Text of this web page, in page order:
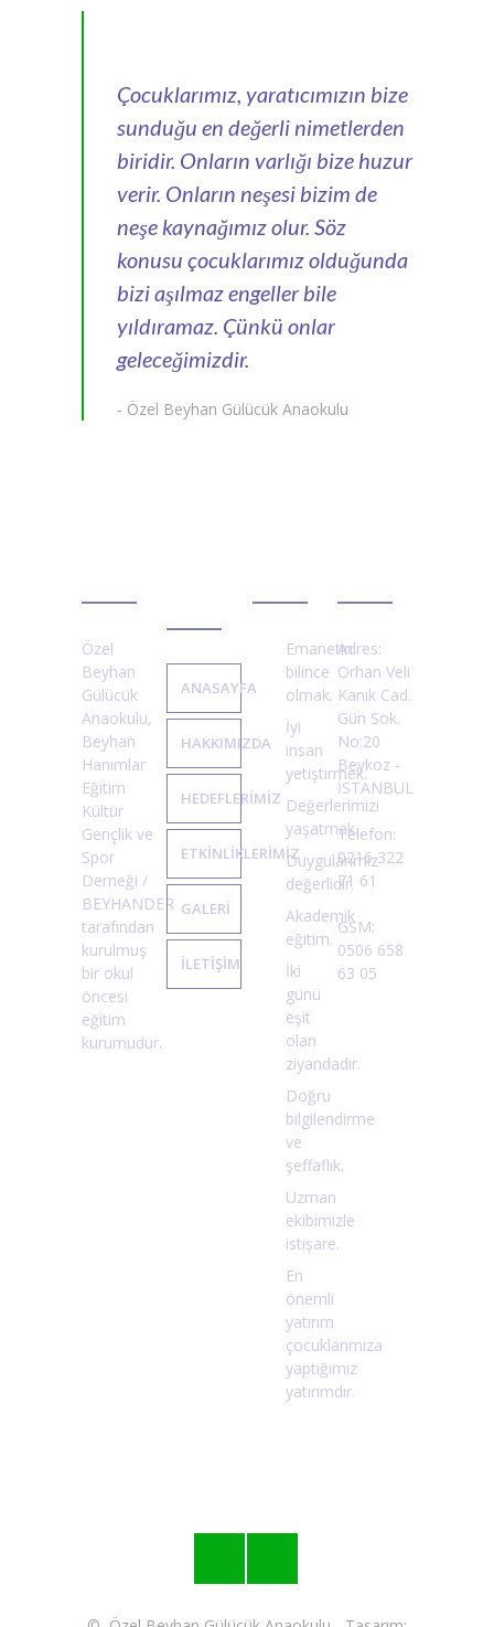
Çocuklarımız, yaratıcımızın bize
sunduğu en değerli nimetlerden
biridir. Onların varlığı bize huzur
verir. Onların neşesi bizim de
neşe kaynağımız olur. Söz
konusu çocuklarımız olduğunda
bizi aşılmaz engeller bile
yıldıramaz. Çünkü onlar
geleceğimizdir.
- Özel Beyhan Gülücük Anaokulu
Özel
Beyhan
Gülücük
Anaokulu,
Beyhan
Hanımlar
Eğitim
Kültür
Gençlik ve
Spor
Derneği /
BEYHANDER
tarafından
kurulmuş
bir okul
öncesi
eğitim
kurumudur.
ANASAYFA
HAKKIMIZDA
HEDEFLERİMİZ
ETKİNLİKLERİMİZ
GALERİ
İLETİŞİM
Emanetin
bilince
olmak.
İyi
insan
yetiştirmek.
Değerlerimizi
yaşatmak.
Duygularımız
değerlidir.
Akademik
eğitim.
İki
günü
eşit
olan
ziyandadır.
Doğru
bilgilendirme
ve
şeffaflık.
Uzman
ekibimizle
istişare.
En
önemli
yatırım
çocuklarımıza
yaptığımız
yatırımdır.
Adres:
Orhan Veli
Kanık Cad.
Gün Sok.
No:20
Beykoz -
İSTANBUL
Telefon:
0216 322
71 61
GSM:
0506 658
63 05